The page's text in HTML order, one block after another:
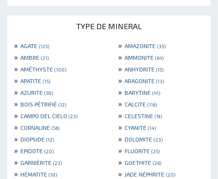
TYPE DE MINERAL
» AGATE (125) » AMAZONITE (35)
» AMBRE (21) » AMMONITE (64)
» AMÉTHYSTE (100) » ANHYDRITE (15)
» APATITE (15) » ARAGONITE (13)
» AZURITE (58) » BARYTINE (41)
» BOIS PÉTRIFIÉ (12) » CALCITE (116)
» CAMPO DEL CIELO (23) » CELESTINE (19)
» CORNALINE (56) » CYANITE (14)
» DIOPSIDE (12) » DOLOMITE (23)
» EPIDOTE (20) » FLUORITE (25)
» GARNIÈRITE (23) » GOETHITE (26)
» HÉMATITE (18) » JADE NÉPHRITE (20)